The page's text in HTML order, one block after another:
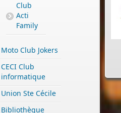
Club
Acti
Family
Moto Club Jokers
CECI Club
informatique
Union Ste Cécile
Bibliothèque